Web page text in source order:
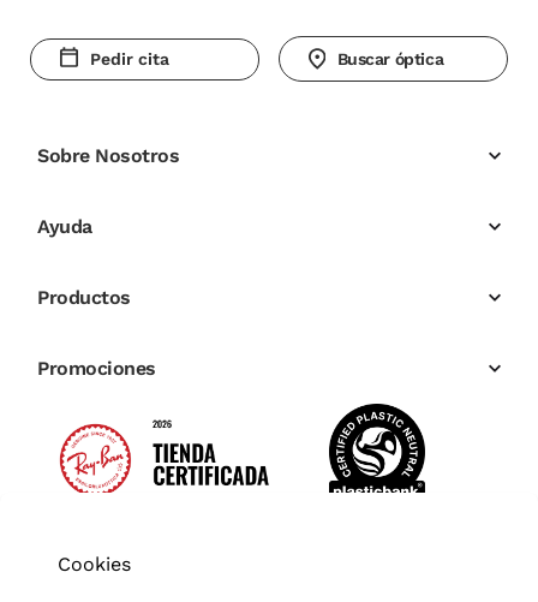
Pedir cita Buscar óptica
Sobre Nosotros
Ayuda
Productos
Promociones
Cookies